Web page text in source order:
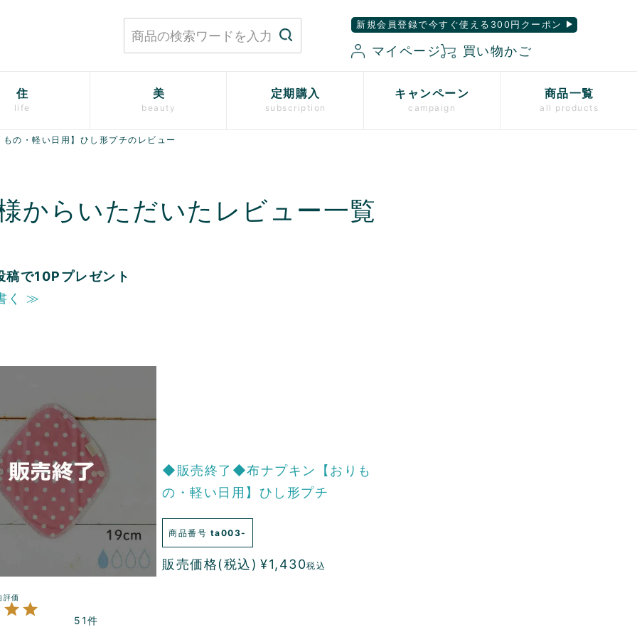
新規会員登録で今すぐ使える300円クーポン
マイページ 買い物かご
住
life
美
beauty
定期購入
subscription
キャンペーン
campaign
商品一覧
all products
の・軽い日用】ひし形プチのレビュー
からいただいたレビュー一覧
で10Pプレゼント
く ≫
◆販売終了◆布ナプキン【おりも
の・軽い日用】ひし形プチ
商品番号 ta003-
販売価格(税込) ¥1,430税込
51